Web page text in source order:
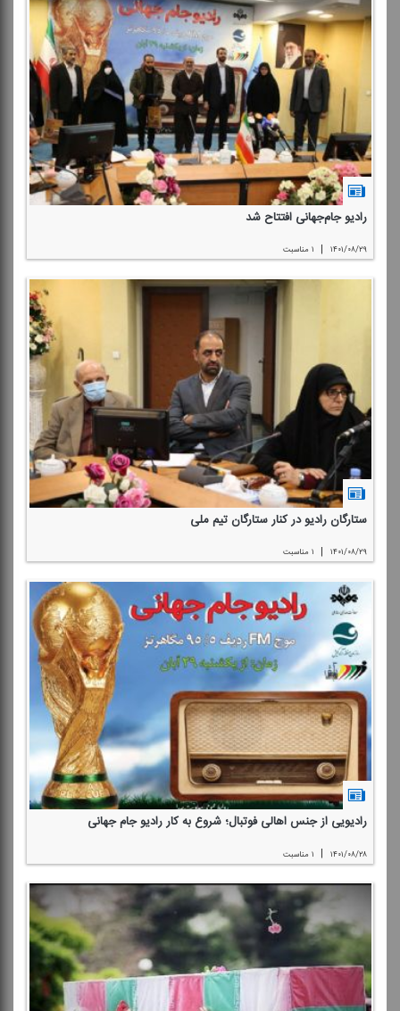
رادیو جام‌جهانی افتتاح شد
۱۴۰۱/۰۸/۲۹ | ۱ مناسبت
ستارگان رادیو در كنار ستارگان تیم ملی
۱۴۰۱/۰۸/۲۹ | ۱ مناسبت
رادیویی از جنس اهالی فوتبال؛ شروع به كار رادیو جام جهانی
۱۴۰۱/۰۸/۲۸ | ۱ مناسبت